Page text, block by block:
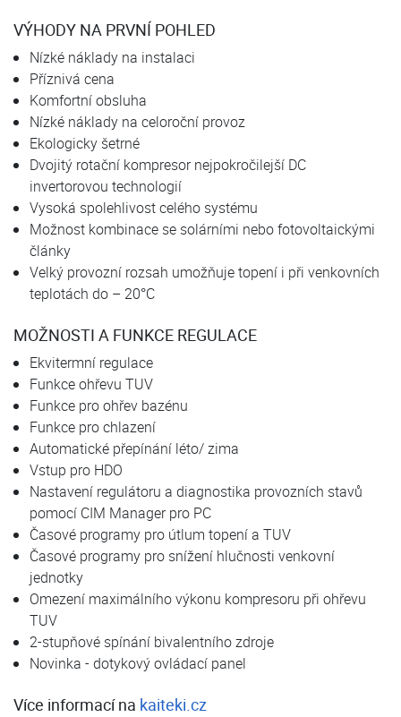
VÝHODY NA PRVNÍ POHLED
Nízké náklady na instalaci
Příznivá cena
Komfortní obsluha
Nízké náklady na celoroční provoz
Ekologicky šetrné
Dvojitý rotační kompresor nejpokročilejší DC
invertorovou technologií
Vysoká spolehlivost celého systému
Možnost kombinace se solárními nebo fotovoltaickými
články
Velký provozní rozsah umožňuje topení i při venkovních
teplotách do – 20°C
MOŽNOSTI A FUNKCE REGULACE
Ekvitermní regulace
Funkce ohřevu TUV
Funkce pro ohřev bazénu
Funkce pro chlazení
Automatické přepínání léto/ zima
Vstup pro HDO
Nastavení regulátoru a diagnostika provozních stavů
pomocí CIM Manager pro PC
Časové programy pro útlum topení a TUV
Časové programy pro snížení hlučnosti venkovní
jednotky
Omezení maximálního výkonu kompresoru při ohřevu
TUV
2-stupňové spínání bivalentního zdroje
Novinka - dotykový ovládací panel
Více informací na kaiteki.cz